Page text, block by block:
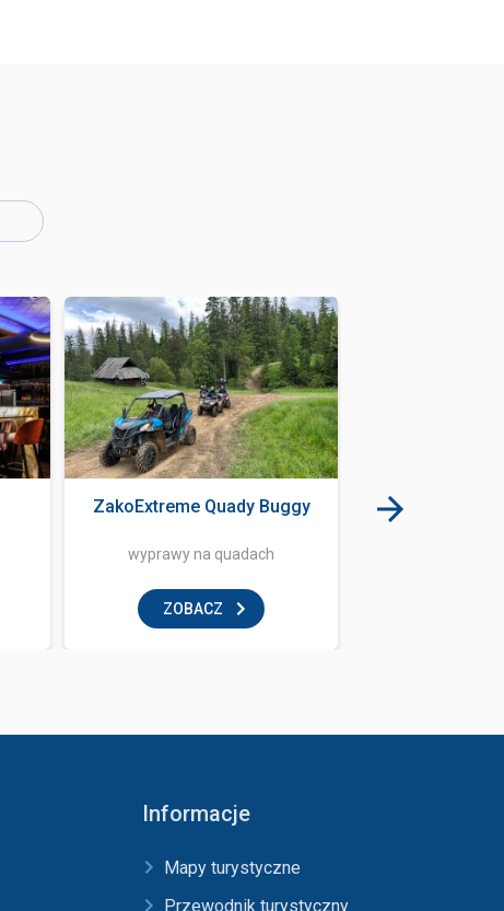
ZakoExtreme Quady Buggy
wyprawy na quadach
ZOBACZ
Informacje
Mapy turystyczne
Przewodnik turystyczny